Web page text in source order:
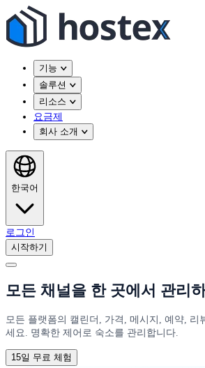
기능
솔루션
리소스
요금제
회사 소개
한국어
로그인
시작하기
모든 채널을 한 곳에서 관리
모든 플랫폼의 캘린더, 가격, 메시지, 예약, 리
세요. 명확한 제어로 숙소를 관리합니다.
15일 무료 체험